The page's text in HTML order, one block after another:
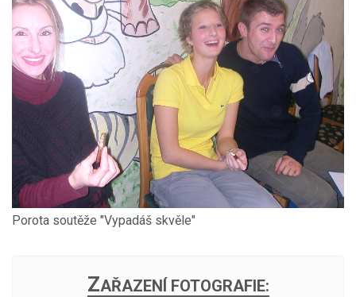
Porota soutěže "Vypadáš skvěle"
ZAŘAZENÍ FOTOGRAFIE: